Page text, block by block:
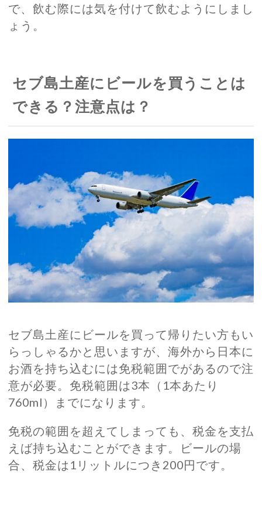
で、飲む際には気を付けて飲むようにしまし
ょう。
セブ島土産にビールを買うことは
できる？注意点は？
セブ島土産にビールを買って帰りたい方もい
らっしゃるかと思いますが、海外から日本に
お酒を持ち込むには免税範囲でがあるので注
意が必要。免税範囲は3本（1本あたり
760ml）までになります。
免税の範囲を超えてしまっても、税金を支払
えば持ち込むことができます。ビールの場
合、税金は1リットルにつき200円です。